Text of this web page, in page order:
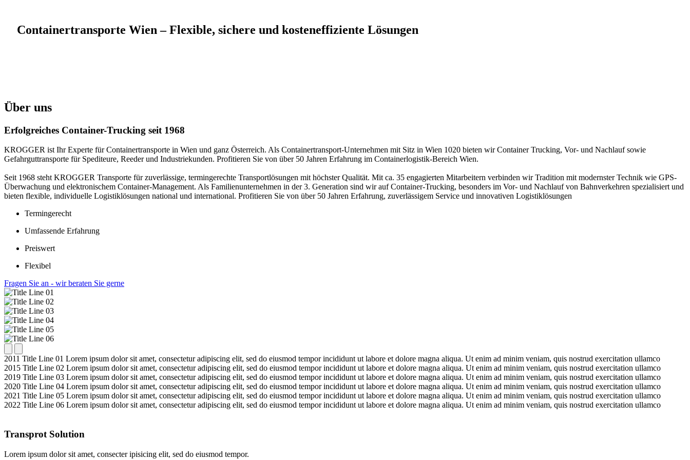
Containertransporte Wien – Flexible, sichere und kosteneffiziente Lösungen
Über uns
Erfolgreiches Container-Trucking seit 1968
KROGGER ist Ihr Experte für Containertransporte in Wien und ganz Österreich. Als Containertransport-Unternehmen mit Sitz in Wien 1020 bieten wir Container Trucking, Vor- und Nachlauf sowie
Gefahrguttransporte für Spediteure, Reeder und Industriekunden. Profitieren Sie von über 50 Jahren Erfahrung im Containerlogistik-Bereich Wien.
Seit 1968 steht KROGGER Transporte für zuverlässige, termingerechte Transportlösungen mit höchster Qualität. Mit ca. 35 engagierten Mitarbeitern verbinden wir Tradition mit modernster Technik wie GPS-
Überwachung und elektronischem Container-Management. Als Familienunternehmen in der 3. Generation sind wir auf Container-Trucking, besonders im Vor- und Nachlauf von Bahnverkehren spezialisiert und
bieten flexible, individuelle Logistiklösungen national und international. Profitieren Sie von über 50 Jahren Erfahrung, zuverlässigem Service und innovativen Logistiklösungen
Termingerecht
Umfassende Erfahrung
Preiswert
Flexibel
Fragen Sie an - wir beraten Sie gerne
2011 Title Line 01 Lorem ipsum dolor sit amet, consectetur adipiscing elit, sed do eiusmod tempor incididunt ut labore et dolore magna aliqua. Ut enim ad minim veniam, quis nostrud exercitation ullamco
2015 Title Line 02 Lorem ipsum dolor sit amet, consectetur adipiscing elit, sed do eiusmod tempor incididunt ut labore et dolore magna aliqua. Ut enim ad minim veniam, quis nostrud exercitation ullamco
2019 Title Line 03 Lorem ipsum dolor sit amet, consectetur adipiscing elit, sed do eiusmod tempor incididunt ut labore et dolore magna aliqua. Ut enim ad minim veniam, quis nostrud exercitation ullamco
2020 Title Line 04 Lorem ipsum dolor sit amet, consectetur adipiscing elit, sed do eiusmod tempor incididunt ut labore et dolore magna aliqua. Ut enim ad minim veniam, quis nostrud exercitation ullamco
2021 Title Line 05 Lorem ipsum dolor sit amet, consectetur adipiscing elit, sed do eiusmod tempor incididunt ut labore et dolore magna aliqua. Ut enim ad minim veniam, quis nostrud exercitation ullamco
2022 Title Line 06 Lorem ipsum dolor sit amet, consectetur adipiscing elit, sed do eiusmod tempor incididunt ut labore et dolore magna aliqua. Ut enim ad minim veniam, quis nostrud exercitation ullamco
Transprot Solution
Lorem ipsum dolor sit amet, consecter ipisicing elit, sed do eiusmod tempor.